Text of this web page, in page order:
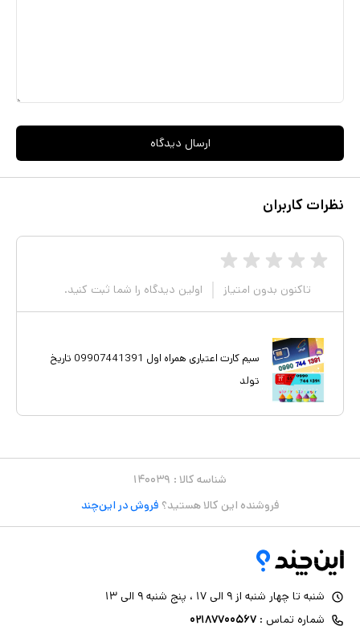
ارسال دیدگاه
نظرات کاربران
تاکنون بدون امتیاز اولین دیدگاه را شما ثبت کنید.
سیم کارت اعتباری همراه اول 09907441391 تاریخ
تولد
شناسه کالا : ۱۴۰۰۳۹
فروشنده این کالا هستید؟ فروش در این‌چند
شنبه تا چهار شنبه از ۹ الی ۱۷ ، پنج شنبه ۹ الی ۱۳
شماره تماس : ۰۲۱۸۷۷۰۰۵۶۷